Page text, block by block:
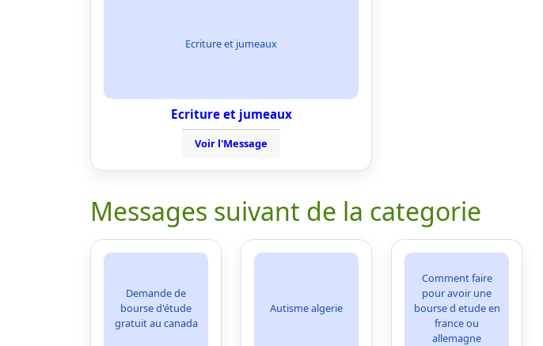
Ecriture et jumeaux
Ecriture et jumeaux
Voir l'Message
Messages suivant de la categorie
Demande de
bourse d'étude
gratuit au canada
Autisme algerie
Comment faire
pour avoir une
bourse d etude en
france ou
allemagne